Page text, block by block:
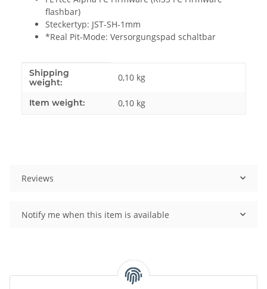
flashbar)
Steckertyp: JST-SH-1mm
*Real Pit-Mode: Versorgungspad schaltbar
Item information
Value
Shipping
weight:
0,10 kg
Item weight: 0,10 kg
Reviews
Notify me when this item is available